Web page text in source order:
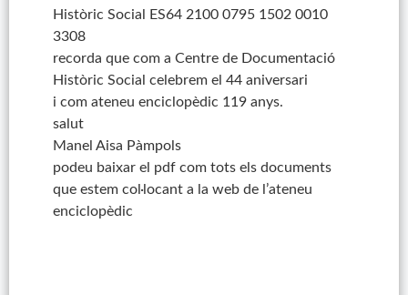
Històric Social ES64 2100 0795 1502 0010
3308
recorda que com a Centre de Documentació
Històric Social celebrem el 44 aniversari
i com ateneu enciclopèdic 119 anys.
salut
Manel Aisa Pàmpols
podeu baixar el pdf com tots els documents
que estem col·locant a la web de l’ateneu
enciclopèdic